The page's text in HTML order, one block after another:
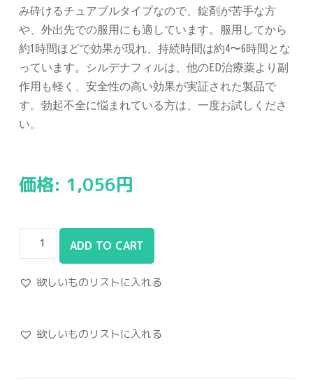
み砕けるチュアブルタイプなので、錠剤が苦手な方
や、外出先での服用にも適しています。服用してから
約1時間ほどで効果が現れ、持続時間は約4〜6時間とな
っています。シルデナフィルは、他のED治療薬より副
作用も軽く、安全性の高い効果が実証された製品で
す。勃起不全に悩まれている方は、一度お試しくださ
い。
価格: 1,056円
ADD TO CART
欲しいものリストに入れる
欲しいものリストに入れる